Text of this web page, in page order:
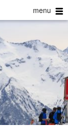
menu